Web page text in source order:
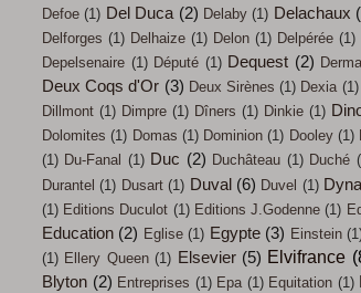
Defoe (1) Del Duca (2) Delaby (1) Delachaux
Delforges (1) Delhaize (1) Delon (1) Delpérée (1)
Depelsenaire (1) Député (1) Dequest (2)
Deux Coqs d'Or (3) Deux Sirènes (1) Dexia (1)
Dillmont (1) Dimpre (1) Dîners (1) Dinkie (1)
Dolomites (1) Domas (1) Dominion (1) Dooley (1)
(1) Du-Fanal (1) Duc (2) Duchâteau (1) Duché
Durantel (1) Dusart (1) Duval (6) Duvel (1)
(1) Editions Duculot (1) Editions J.Godenne (1)
Education (2) Eglise (1) Egypte (3) Einstein
(1) Ellery Queen (1) Elsevier (5) Elvifrance
Blyton (2) Entreprises (1) Epa (1) Equitation (1)